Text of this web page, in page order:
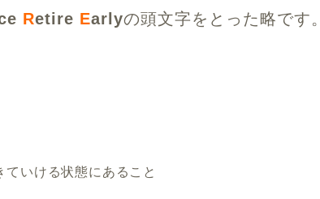
Retire Earlyの頭文字をとった略です。
いける状態にあること